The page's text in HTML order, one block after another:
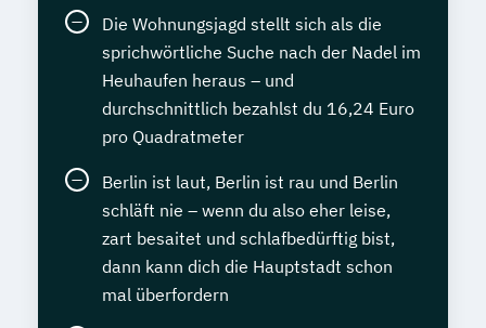
Die Wohnungsjagd stellt sich als die
sprichwörtliche Suche nach der Nadel im
Heuhaufen heraus – und
durchschnittlich bezahlst du 16,24 Euro
pro Quadratmeter
Berlin ist laut, Berlin ist rau und Berlin
schläft nie – wenn du also eher leise,
zart besaitet und schlafbedürftig bist,
dann kann dich die Hauptstadt schon
mal überfordern